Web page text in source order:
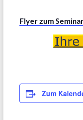
Flyer zum
Zum